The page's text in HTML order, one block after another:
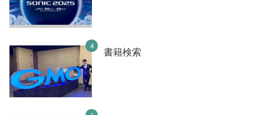
書籍検索